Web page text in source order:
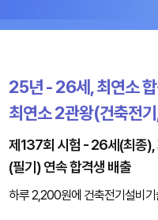
25년 - 26세, 최연소
최연소 2관왕(건축전
제137회 시험 - 26세(최종
(필기) 연속 합격생 배출
하루 2,200원에 건축전기설비